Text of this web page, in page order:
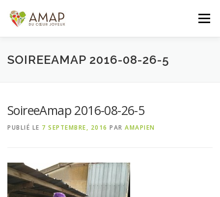
contenu
Menu
ACCUEIL L’AMAP LES PANIERS
PANIER DE LA SEMAINE
SOIREEAMAP 2016-08-26-5
SoireeAmap 2016-08-26-5
PUBLIÉ LE 7 SEPTEMBRE, 2016 PAR AMAPIEN